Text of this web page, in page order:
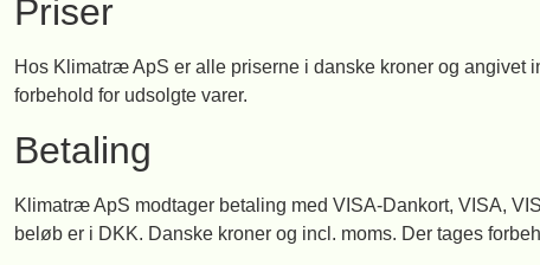
Priser
Hos Klimatræ ApS er alle priserne i danske kroner og angivet
forbehold for udsolgte varer.
Betaling
Klimatræ ApS modtager betaling med VISA-Dankort, VISA,
beløb er i DKK. Danske kroner og incl. moms. Der tages